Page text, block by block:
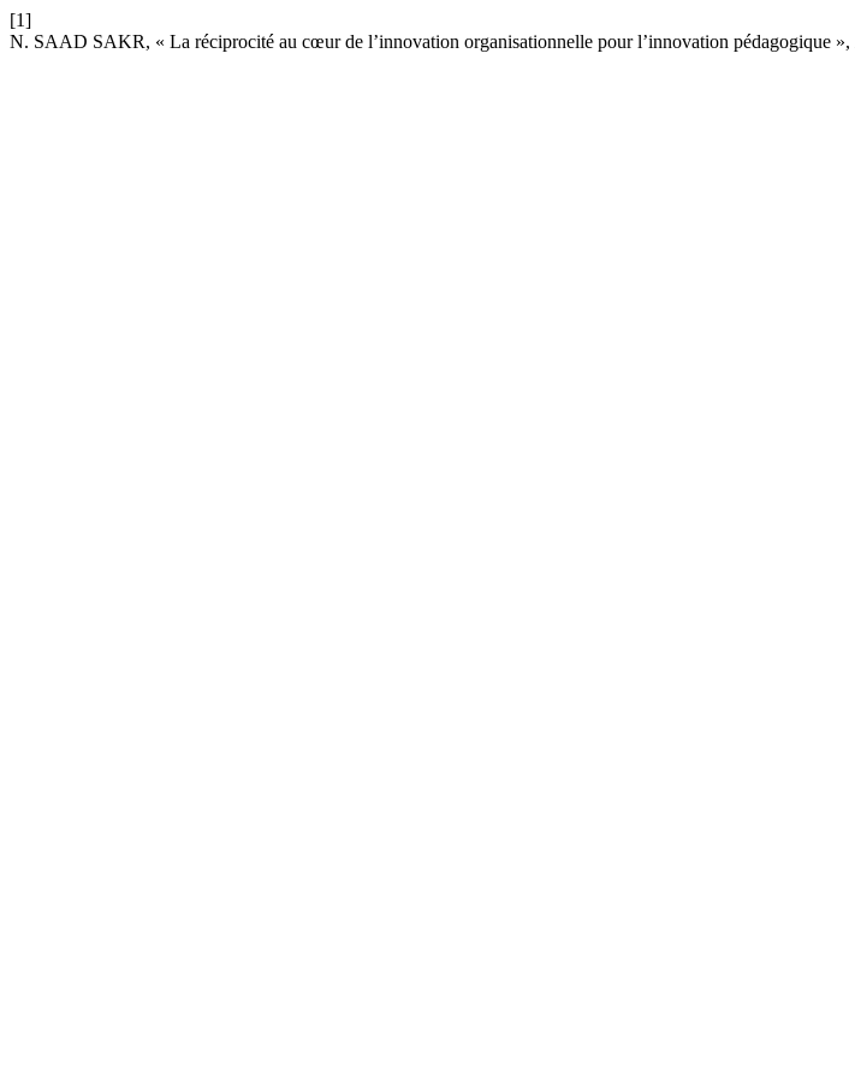
[1]
N. SAAD SAKR, « La réciprocité au cœur de l’innovation organisationnelle pour l’innovation pédagogique »,